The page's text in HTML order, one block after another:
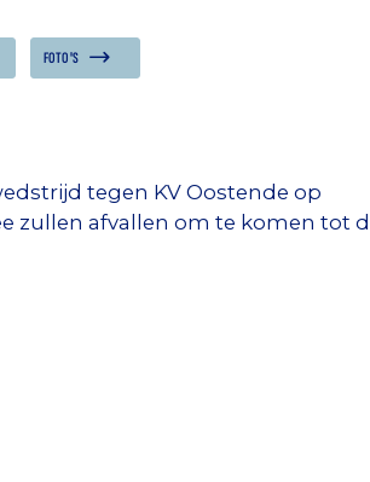
FOTO'S
tegen KV Oostende op
zullen afvallen om te komen tot